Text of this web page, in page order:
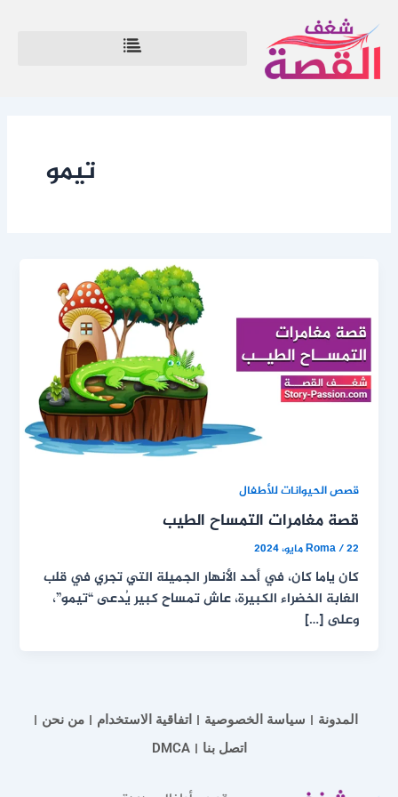
إلى
المحتوى
تيمو
قصص الحيوانات للأطفال
قصة مغامرات التمساح الطيب
Roma/22 مايو، 2024
كان ياما كان، في أحد الأنهار الجميلة التي تجري في قلب
الغابة الخضراء الكبيرة، عاش تمساح كبير يُدعى “تيمو”،
وعلى […]
المدونة سياسة الخصوصية اتفاقية الاستخدام
من نحن
اتصل بنا
DMCA